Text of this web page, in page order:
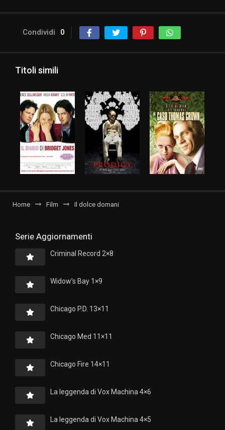
Condividi 0
Titoli simili
Home Film Il dolce domani
Serie Aggiornamenti
Criminal Record 2×8
Widow’s Bay 1×9
Chicago P.D. 13×11
Chicago Med 11×11
Chicago Fire 14×11
La leggenda di Vox Machina 4×6
La leggenda di Vox Machina 4×5